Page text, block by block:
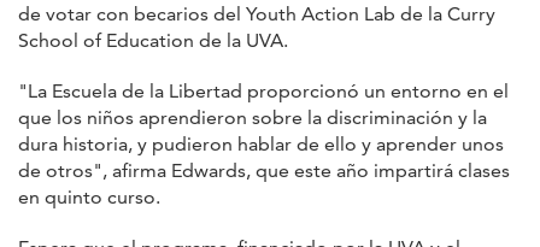
de votar con becarios del Youth Action Lab de la Curry
School of Education de la UVA.
"La Escuela de la Libertad proporcionó un entorno en el
que los niños aprendieron sobre la discriminación y la
dura historia, y pudieron hablar de ello y aprender unos
de otros", afirma Edwards, que este año impartirá clases
en quinto curso.